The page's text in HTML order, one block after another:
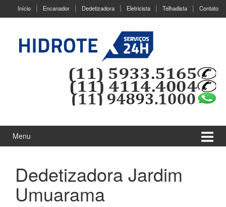
Início Encanador Dedetizadora Eletricista Telhadista Contato
Menu
Dedetizadora Jardim
Umuarama